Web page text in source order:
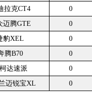
拉克CT4
0
迈腾GTE
0
豹XEL
0
腾B70
0
达速派
0
迈锐宝XL 0